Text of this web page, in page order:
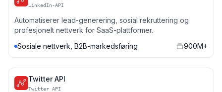
LinkedIn-API
Automatiserer lead-generering, sosial rekruttering og
profesjonelt nettverk for SaaS-plattformer.
Sosiale nettverk, B2B-markedsføring
900M+
Twitter API
Twitter API